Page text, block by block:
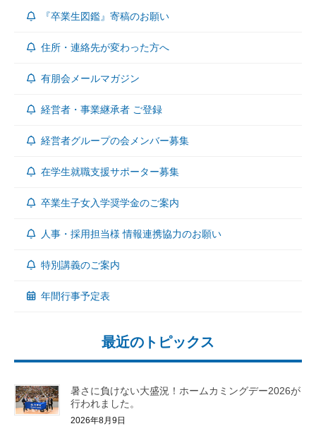
『卒業生図鑑』寄稿のお願い
住所・連絡先が変わった方へ
有朋会メールマガジン
経営者・事業継承者 ご登録
経営者グループの会メンバー募集
在学生就職支援サポーター募集
卒業生子女入学奨学金のご案内
人事・採用担当様 情報連携協力のお願い
特別講義のご案内
年間行事予定表
最近のトピックス
暑さに負けない大盛況！ホームカミングデー2026が
行われました。
2026年8月9日